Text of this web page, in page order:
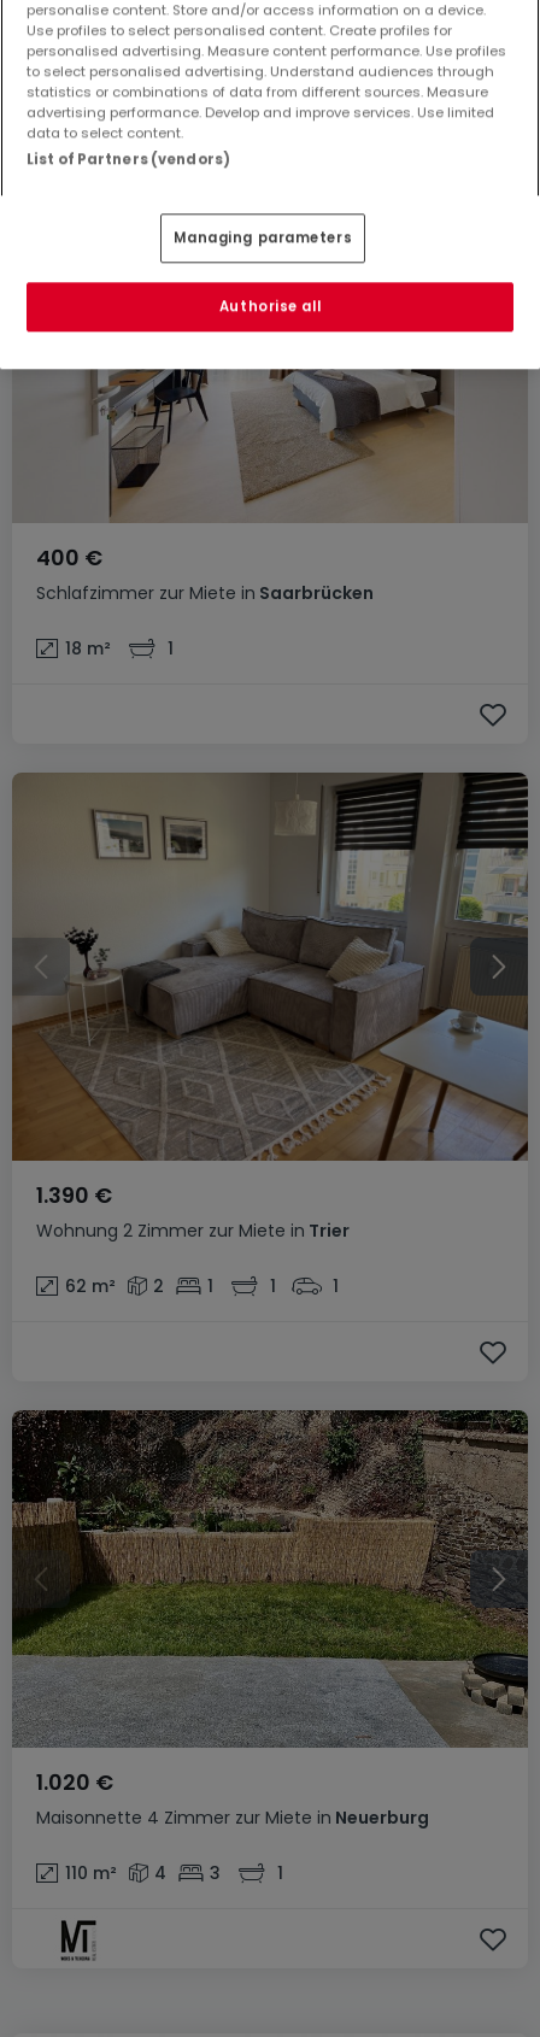
Schlafzimmer zur Miete in Saarbrücken
400 €
18 m² 1
Wohnung 2 Zimmer zur Miete in Trier
1.390 €
62 m² 2 1 1 1
Maisonnette 4 Zimmer zur Miete in Neuerburg
1.020 €
110 m² 4 3 1
personalise content. Store and/or access information on a device.
Use profiles to select personalised content. Create profiles for
personalised advertising. Measure content performance. Use profiles
to select personalised advertising. Understand audiences through
statistics or combinations of data from different sources. Measure
advertising performance. Develop and improve services. Use limited
data to select content.
List of Partners (vendors)
Managing parameters
Authorise all